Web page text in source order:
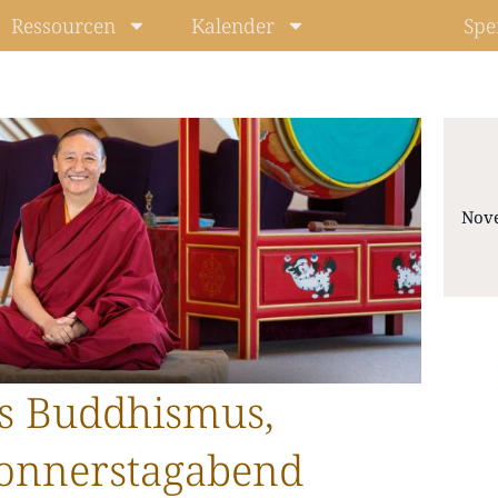
Ressourcen Kalender
Buddhismus,